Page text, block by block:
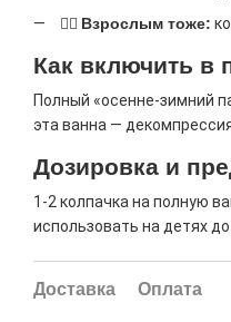
🧑‍⚕️ Взрослым тоже:
Как включить в
Полный «осенне-зимний
эта ванна —
Дозировка и
1-2 колпачка на полную
использовать на детях
Доставка Оплата